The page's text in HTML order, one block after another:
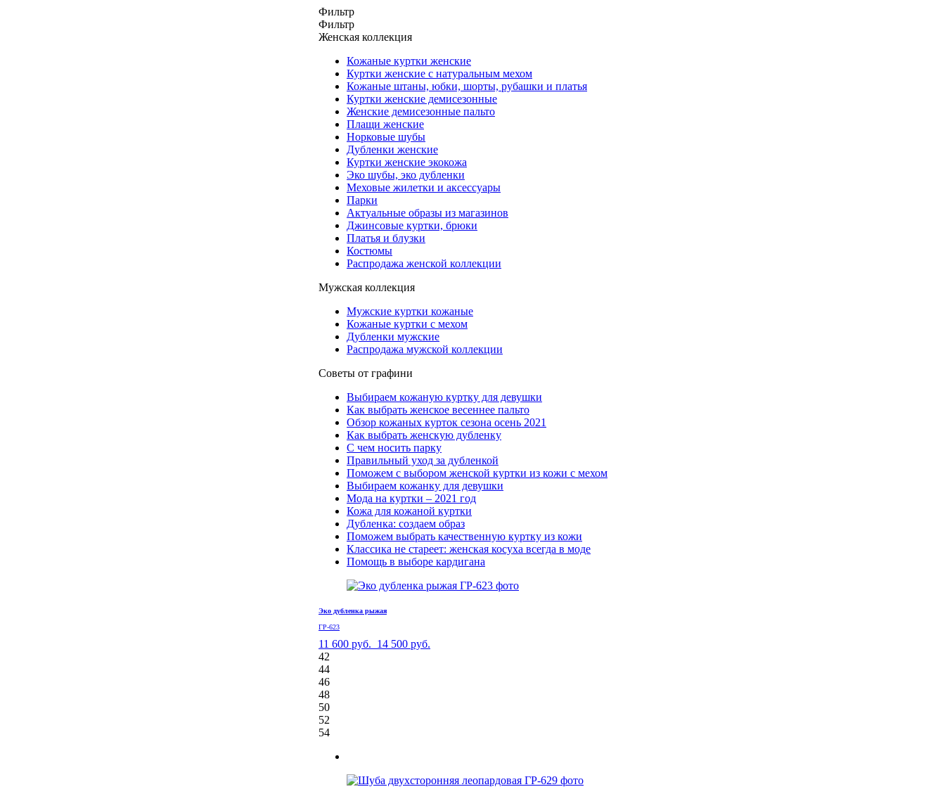
Фильтр
Фильтр
Женская коллекция
Кожаные куртки женские
Куртки женские с натуральным мехом
Кожаные штаны, юбки, шорты, рубашки и платья
Куртки женские демисезонные
Женские демисезонные пальто
Плащи женские
Норковые шубы
Дубленки женские
Куртки женские экокожа
Эко шубы, эко дубленки
Меховые жилетки и аксессуары
Парки
Актуальные образы из магазинов
Джинсовые куртки, брюки
Платья и блузки
Костюмы
Распродажа женской коллекции
Мужская коллекция
Мужские куртки кожаные
Кожаные куртки с мехом
Дубленки мужские
Распродажа мужской коллекции
Советы от графини
Выбираем кожаную куртку для девушки
Как выбрать женское весеннее пальто
Обзор кожаных курток сезона осень 2021
Как выбрать женскую дубленку
С чем носить парку
Правильный уход за дубленкой
Поможем с выбором женской куртки из кожи с мехом
Выбираем кожанку для девушки
Мода на куртки – 2021 год
Кожа для кожаной куртки
Дубленка: создаем образ
Поможем выбрать качественную куртку из кожи
Классика не стареет: женская косуха всегда в моде
Помощь в выборе кардигана
Эко дубленка рыжая
ГР-623
11 600 руб. 14 500 руб.
42
44
46
48
50
52
54